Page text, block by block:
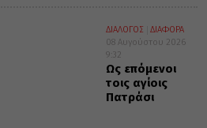
ΔΙΑΛΟΓΟΣ
ΔΙΑΦΟΡΑ
08 Αυγούστου 2026
9:32
Ως επόμενοι
τοις αγίοις
Πατράσι